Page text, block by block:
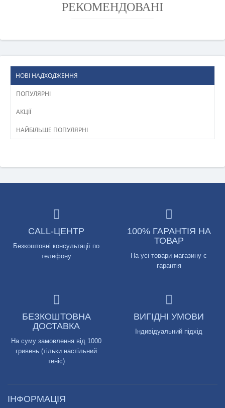
РЕКОМЕНДОВАНІ
НОВІ НАДХОДЖЕННЯ
ПОПУЛЯРНІ
АКЦІЇ
НАЙБІЛЬШЕ ПОПУЛЯРНІ
CALL-ЦЕНТР
Безкоштовні консультації по
телефону
100% ГАРАНТІЯ НА
ТОВАР
На усі товари магазину є
гарантія
БЕЗКОШТОВНА
ДОСТАВКА
На суму замовлення від 1000
гривень (тільки настільний
теніс)
ВИГІДНІ УМОВИ
Індивідуальний підхід
ІНФОРМАЦІЯ